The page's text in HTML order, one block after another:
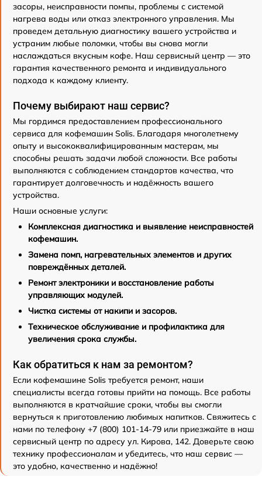
засоры, неисправности помпы, проблемы с системой
нагрева воды или отказ электронного управления. Мы
проведем детальную диагностику вашего устройства и
устраним любые поломки, чтобы вы снова могли
наслаждаться вкусным кофе. Наш сервисный центр — это
гарантия качественного ремонта и индивидуального
подхода к каждому клиенту.
Почему выбирают наш сервис?
Мы гордимся предоставлением профессионального
сервиса для кофемашин Solis. Благодаря многолетнему
опыту и высококвалифицированным мастерам, мы
способны решать задачи любой сложности. Все работы
выполняются с соблюдением стандартов качества, что
гарантирует долговечность и надёжность вашего
устройства.
Наши основные услуги:
Комплексная диагностика и выявление неисправностей
кофемашин.
Замена помп, нагревательных элементов и других
повреждённых деталей.
Ремонт электроники и восстановление работы
управляющих модулей.
Чистка системы от накипи и засоров.
Техническое обслуживание и профилактика для
увеличения срока службы.
Как обратиться к нам за ремонтом?
Если кофемашине Solis требуется ремонт, наши
специалисты всегда готовы прийти на помощь. Все работы
выполняются в кратчайшие сроки, чтобы вы смогли
вернуться к приготовлению любимых напитков. Свяжитесь с
нами по телефону +7 (800) 101-14-79 или приезжайте в наш
сервисный центр по адресу ул. Кирова, 142. Доверьте свою
технику профессионалам и убедитесь, что наш сервис —
это удобно, качественно и надёжно!